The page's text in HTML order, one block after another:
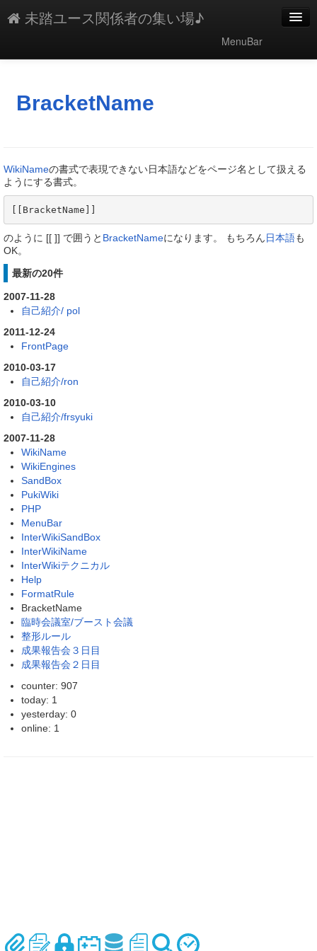
未踏ユース関係者の集い場♪
MenuBar
添付
最終更新
一覧
単語検索
BracketName
WikiNameの書式で表現できない日本語などをページ名として扱える
ようにする書式。
[[BracketName]]
のように [[ ]] で囲うと BracketNameになります。 もちろん日本語も
OK。
最新の20件
2007-11-28
自己紹介/ pol
2011-12-24
FrontPage
2010-03-17
自己紹介/ron
2010-03-10
自己紹介/frsyuki
2007-11-28
WikiName
WikiEngines
SandBox
PukiWiki
PHP
MenuBar
InterWikiSandBox
InterWikiName
InterWikiテクニカル
Help
FormatRule
BracketName
臨時会議室/ブースト会議
整形ルール
成果報告会３日目
成果報告会２日目
counter: 907
today: 1
yesterday: 0
online: 1